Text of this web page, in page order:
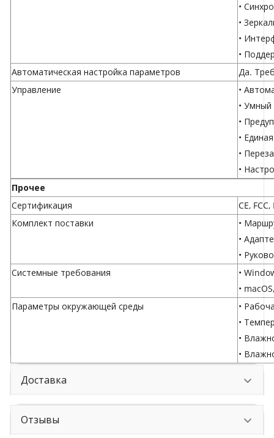
•
•
•
•
Автоматическая настройка параметров
Да.
Управление
•
• Умный
•
•
•
•
Прочее
Сертификация
CE, FCC,
Комплект поставки
•
•
•
Системные требования
•
•
Параметры окружающей среды
•
•
•
•
Доставка
Отзывы